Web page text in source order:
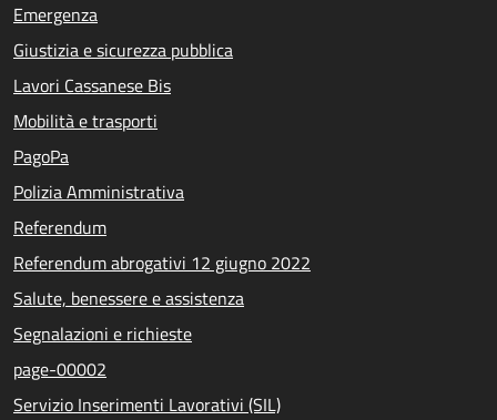
Emergenza
Giustizia e sicurezza pubblica
Lavori Cassanese Bis
Mobilità e trasporti
PagoPa
Polizia Amministrativa
Referendum
Referendum abrogativi 12 giugno 2022
Salute, benessere e assistenza
Segnalazioni e richieste
page-00002
Servizio Inserimenti Lavorativi (SIL)